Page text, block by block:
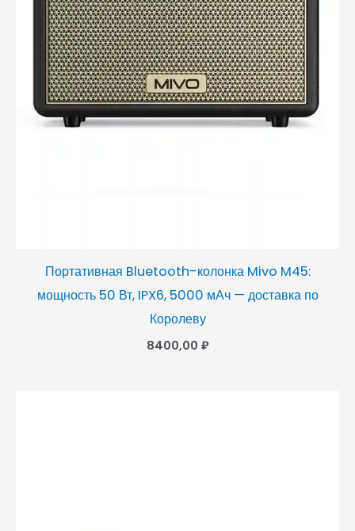
Портативная Bluetooth-колонка Mivo M45:
мощность 50 Вт, IPX6, 5000 мАч — доставка по
Королеву
8400,00 ₽